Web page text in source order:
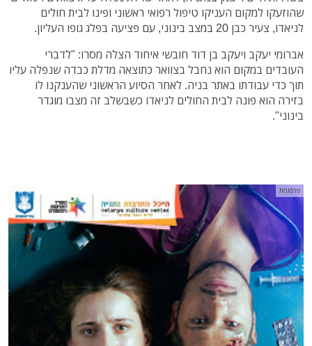
שהוזעקו למקום העניקו טיפול רפואי ראשוני ופינו לבית חולים
לניאדו, צעיר כבן 20 במצב בינוני, עם פציעה בפלג גופו העליון.
אברומי יעקב ויעקב בן דוד חובשי איחוד הצלה מסרו: "לדברי
העובדים במקום הוא נחבל בצוואר כתוצאה מדלת כבדה שנפלה עליו
תוך כדי עבודתו באתר בניה. לאחר הסיוע הראשוני שהענקנו לו
בזירה הוא פונה לבית החולים לניאדו כשבשלב זה מצבו מוגדר
בינוני".
פרסומת